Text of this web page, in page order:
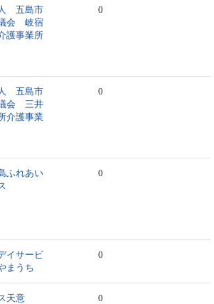
五島市
会 岐宿
護事業所
0
五島市
会 三井
介護事業
0
ふれあい
0
イサービ
まうち
0
天意 0